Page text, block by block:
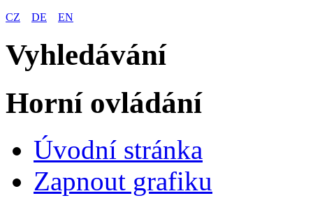
CZ DE EN
Vyhledávání
Horní ovládání
Úvodní stránka
Zapnout grafiku